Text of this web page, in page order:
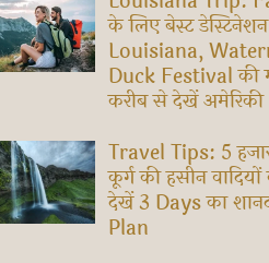
के लिए बेस्ट
Louisiana,
Duck Festival की
करीब से देखें
Travel Tips: 5
कूर्ग की हसीन
देखें 3 Days का
Plan